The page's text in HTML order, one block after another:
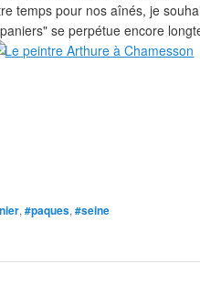
temps pour nos aînés, je
se perpétue encore
, #paques, #seine